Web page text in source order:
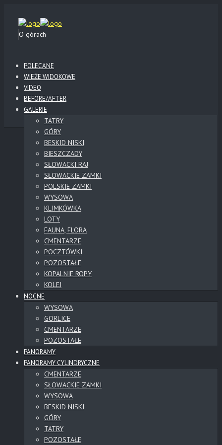
O górach
POLECANE
WIEŻE WIDOKOWE
VIDEO
BEFORE/AFTER
GALERIE
TATRY
GÓRY
BESKID NISKI
BIESZCZADY
SŁOWACKI RAJ
SŁOWACKIE ZAMKI
POLSKIE ZAMKI
WYSOWA
KLIMKÓWKA
LOTY
FAUNA, FLORA
CMENTARZE
POCZTÓWKI
POZOSTAŁE
KOPALNIE ROPY
KOLEJ
NOCNE
WYSOWA
GORLICE
CMENTARZE
POZOSTAŁE
PANORAMY
PANORAMY CYLINDRYCZNE
CMENTARZE
SŁOWACKIE ZAMKI
WYSOWA
BESKID NISKI
GÓRY
TATRY
POZOSTAŁE